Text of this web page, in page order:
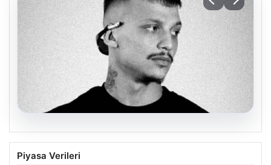
06.08.2026
Klibinde silah kullanan rapçi Yuşa
Keskin ile 3 şüpheli adli kontrol ile
Piyasa Verileri